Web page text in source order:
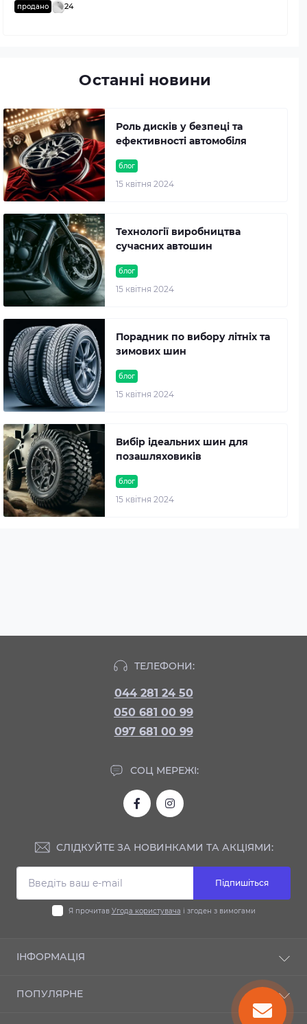
продано 24
Останні новини
блог
15 квітня 2024
Роль дисків у безпеці та
ефективності автомобіля
блог
15 квітня 2024
Технології виробництва
сучасних автошин
блог
15 квітня 2024
Порадник по вибору літніх та
зимових шин
блог
15 квітня 2024
Вибір ідеальних шин для
позашляховиків
ТЕЛЕФОНИ:
044 281 24 50
050 681 00 99
097 681 00 99
СОЦ МЕРЕЖІ:
СЛІДКУЙТЕ ЗА НОВИНКАМИ ТА АКЦІЯМИ:
Підпишіться
Я прочитав Угода користувача і згоден з вимогами
ІНФОРМАЦІЯ
Гарантія
ПОПУЛЯРНЕ